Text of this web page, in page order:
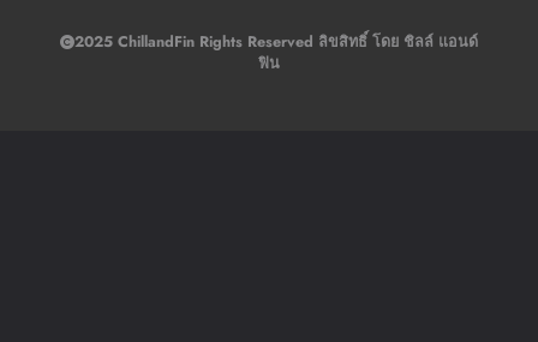
2025 ChillandFin Rights Reserved ลิขสิทธิ์ โดย ชิลล์ แอนด์
ฟิน